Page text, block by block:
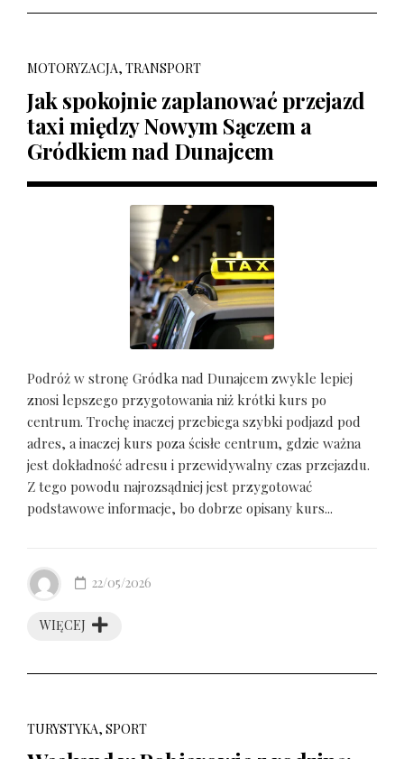
MOTORYZACJA, TRANSPORT
Jak spokojnie zaplanować przejazd
taxi między Nowym Sączem a
Gródkiem nad Dunajcem
Podróż w stronę Gródka nad Dunajcem zwykle lepiej
znosi lepszego przygotowania niż krótki kurs po
centrum. Trochę inaczej przebiega szybki podjazd pod
adres, a inaczej kurs poza ścisłe centrum, gdzie ważna
jest dokładność adresu i przewidywalny czas przejazdu.
Z tego powodu najrozsądniej jest przygotować
podstawowe informacje, bo dobrze opisany kurs...
WIĘCEJ
22/05/2026
TURYSTYKA, SPORT